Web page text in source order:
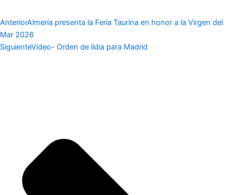
AnteriorAlmería presenta la Feria Taurina en honor a la Virgen del
Mar 2026
SiguienteVideo- Orden de lidia para Madrid